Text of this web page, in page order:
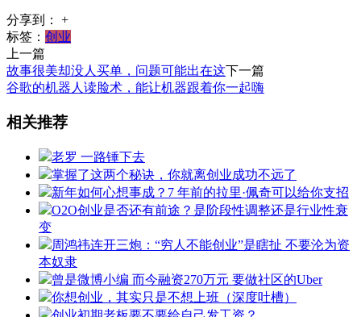
分享到：
+
标签： 创业
上一篇
故事很美却没人买单，问题可能出在这下一篇
谷歌的机器人读脸术，能让机器跟着你一起嗨
相关推荐
老罗 一路锤下去
掌握了这两个秘诀，你就离创业成功不远了
新年如何心想事成？7 年前的拉里·佩奇可以给你支招
O2O创业是否还有前途？是阶段性调整还是行业性衰
变
周鸿祎连开三炮：“穷人不能创业”是瞎扯 不要沦为资
本奴隶
曾是微博小编 而今融资270万元 要做社区的Uber
你想创业，其实只是不想上班（深度吐槽）